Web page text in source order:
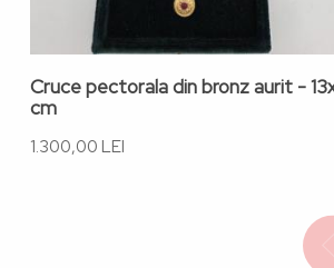
Cruce pectorala din bronz aurit -
cm
1.300,00 LEI